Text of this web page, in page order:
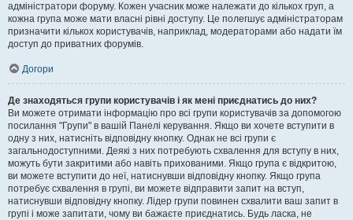
адміністратори форуму. Кожен учасник може належати до кількох груп, а
кожна група може мати власні рівні доступу. Це полегшує адміністраторам
призначити кількох користувачів, наприклад, модераторами або надати їм
доступ до приватних форумів.
Догори
Де знаходяться групи користувачів і як мені приєднатись до них?
Ви можете отримати інформацію про всі групи користувачів за допомогою
посилання "Групи" в вашій Панелі керування. Якщо ви хочете вступити в
одну з них, натисніть відповідну кнопку. Однак не всі групи є
загальнодоступними. Деякі з них потребують схвалення для вступу в них,
можуть бути закритими або навіть прихованими. Якщо група є відкритою,
ви можете вступити до неї, натиснувши відповідну кнопку. Якщо група
потребує схвалення в групі, ви можете відправити запит на вступ,
натиснувши відповідну кнопку. Лідер групи повинен схвалити ваш запит в
групі і може запитати, чому ви бажаєте приєднатись. Будь ласка, не